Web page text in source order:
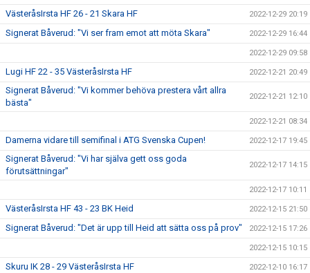
VästeråsIrsta HF 26 - 21 Skara HF 2022-12-29 20:19
Signerat Båverud: "Vi ser fram emot att möta Skara" 2022-12-29 16:44
2022-12-29 09:58
Lugi HF 22 - 35 VästeråsIrsta HF 2022-12-21 20:49
Signerat Båverud: "Vi kommer behöva prestera vårt allra
bästa"
2022-12-21 12:10
2022-12-21 08:34
Damerna vidare till semifinal i ATG Svenska Cupen! 2022-12-17 19:45
Signerat Båverud: "Vi har själva gett oss goda
förutsättningar"
2022-12-17 14:15
2022-12-17 10:11
VästeråsIrsta HF 43 - 23 BK Heid 2022-12-15 21:50
Signerat Båverud: "Det är upp till Heid att sätta oss på prov" 2022-12-15 17:26
2022-12-15 10:15
Skuru IK 28 - 29 VästeråsIrsta HF 2022-12-10 16:17